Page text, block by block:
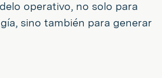
operativo, no solo para
sino también para generar